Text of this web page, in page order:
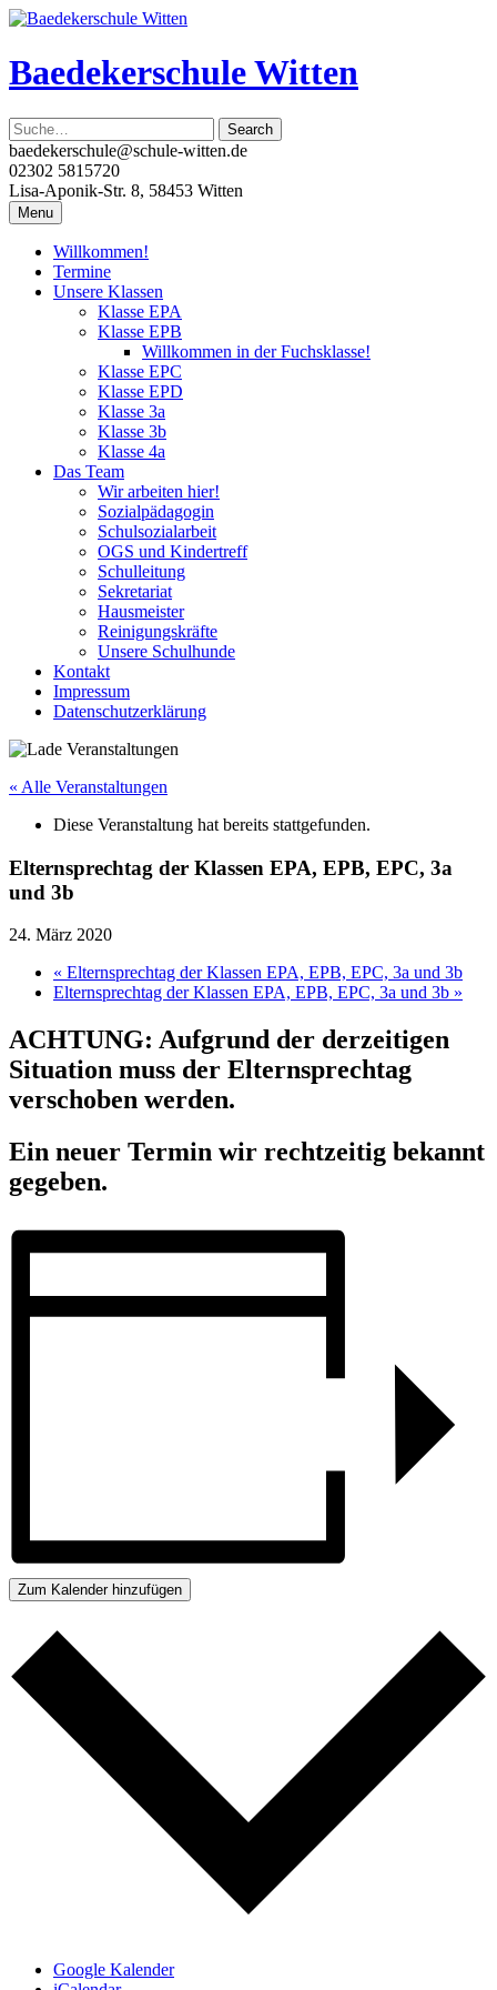
Skip
content
Baedekerschule Witten
baedekerschule@schule-witten.de
02302 5815720
Lisa-Aponik-Str. 8, 58453 Witten
Menu
Willkommen!
Termine
Unsere Klassen
Klasse EPA
Klasse EPB
Willkommen in der Fuchsklasse!
Klasse EPC
Klasse EPD
Klasse 3a
Klasse 3b
Klasse 4a
Das Team
Wir arbeiten hier!
Sozialpädagogin
Schulsozialarbeit
OGS und Kindertreff
Schulleitung
Sekretariat
Hausmeister
Reinigungskräfte
Unsere Schulhunde
Kontakt
Impressum
Datenschutzerklärung
« Alle Veranstaltungen
Diese Veranstaltung hat bereits stattgefunden.
Elternsprechtag der Klassen EPA, EPB, EPC, 3a
und 3b
24. März 2020
« Elternsprechtag der Klassen EPA, EPB, EPC, 3a und 3b
Elternsprechtag der Klassen EPA, EPB, EPC, 3a und 3b »
ACHTUNG: Aufgrund der derzeitigen
Situation muss der Elternsprechtag
verschoben werden.
Ein neuer Termin wir rechtzeitig bekannt
gegeben.
Zum Kalender hinzufügen
Google Kalender